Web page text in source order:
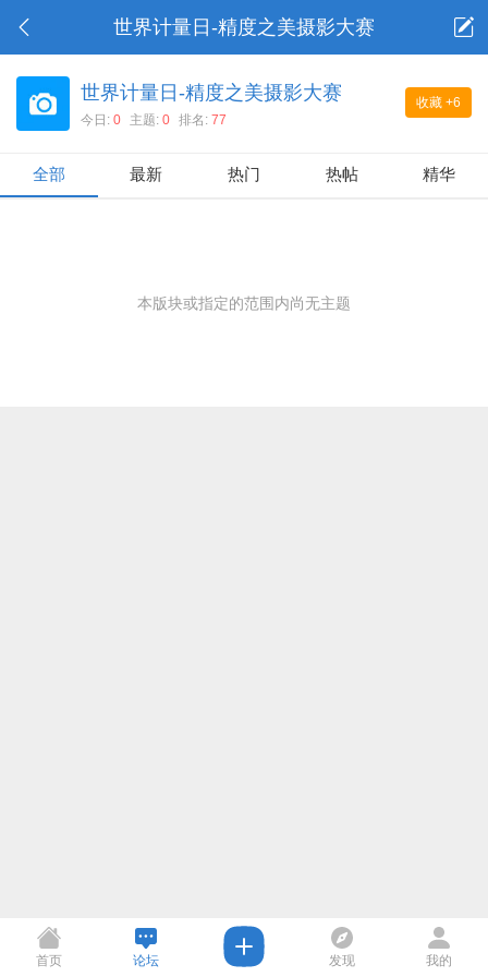
世界计量日-精度之美摄影大赛
收藏 +6
世界计量日-精度之美摄影大赛
今日:0 主题:0 排名:77
全部 最新 热门 热帖 精华
本版块或指定的范围内尚无主题
首页 论坛 发现 我的